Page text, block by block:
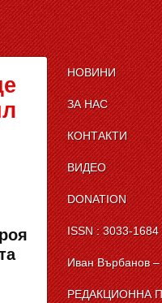
НОВИНИ
ЗА НАС
КОНТАКТИ
ВИДЕО
DONATION
ISSN : 3033-1684